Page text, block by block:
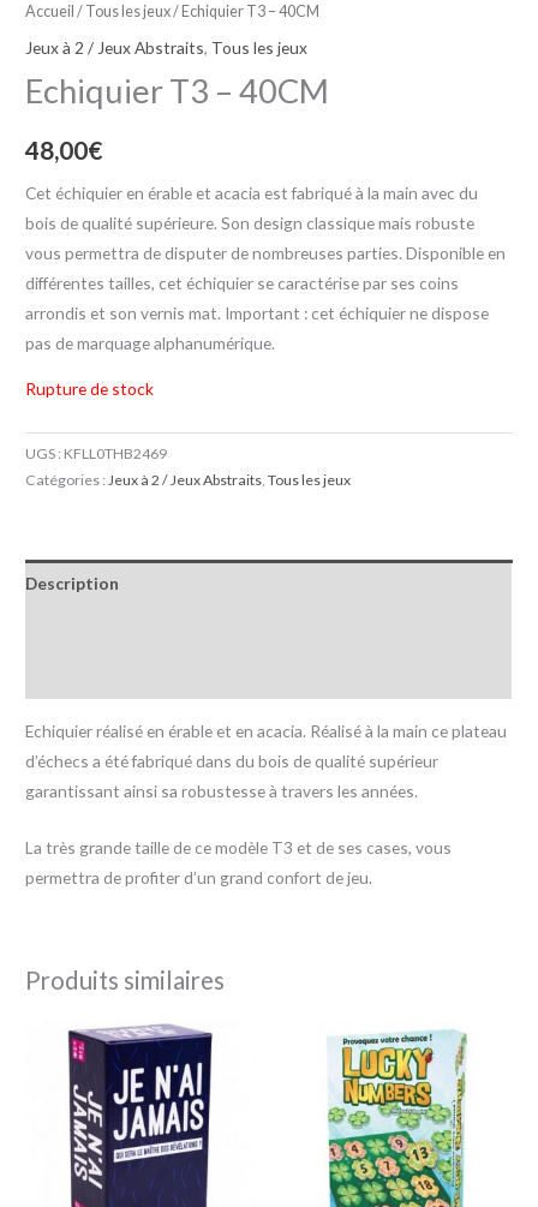
Accueil / Tous les jeux/ Echiquier T3 – 40CM
Jeux à 2 / Jeux Abstraits, Tous les jeux
Echiquier T3 – 40CM
48,00€
Cet échiquier en érable et acacia est fabriqué à la main avec du
bois de qualité supérieure. Son design classique mais robuste
vous permettra de disputer de nombreuses parties. Disponible en
différentes tailles, cet échiquier se caractérise par ses coins
arrondis et son vernis mat. Important : cet échiquier ne dispose
pas de marquage alphanumérique.
Rupture de stock
UGS : KFLL0THB2469
Catégories :Jeux à 2 / Jeux Abstraits,Tous les jeux
Description
Echiquier réalisé en érable et en acacia. Réalisé à la main ce plateau
d’échecs a été fabriqué dans du bois de qualité supérieur
garantissant ainsi sa robustesse à travers les années.
La très grande taille de ce modèle T3 et de ses cases, vous
permettra de profiter d’un grand confort de jeu.
Produits similaires